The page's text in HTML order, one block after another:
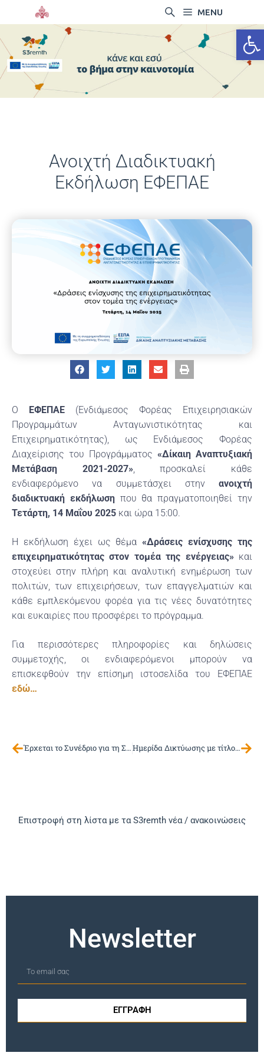
MENU
Ανοιχτή Διαδικτυακή
Εκδήλωση ΕΦΕΠΑΕ
Ο ΕΦΕΠΑΕ (Ενδιάμεσος Φορέας Επιχειρησιακών
Προγραμμάτων Ανταγωνιστικότητας και
Επιχειρηματικότητας), ως Ενδιάμεσος Φορέας
Διαχείρισης του Προγράμματος «Δίκαιη Αναπτυξιακή
Μετάβαση 2021-2027», προσκαλεί κάθε
ενδιαφερόμενο να συμμετάσχει στην ανοιχτή
διαδικτυακή εκδήλωσηπου θα πραγματοποιηθεί την
Τετάρτη, 14 Μαΐου 2025 και ώρα 15:00.
Η εκδήλωση έχει ως θέμα«Δράσεις ενίσχυσης της
επιχειρηματικότητας στον τομέα της ενέργειας» και
στοχεύει στην πλήρη και αναλυτική ενημέρωση των
πολιτών, των επιχειρήσεων, των επαγγελματιών και
κάθε εμπλεκόμενου φορέα για τις νέες δυνατότητες
και ευκαιρίες που προσφέρει το πρόγραμμα.
Για περισσότερες πληροφορίες και δηλώσεις
συμμετοχής, οι ενδιαφερόμενοι μπορούν να
επισκεφθούν την επίσημη ιστοσελίδα του ΕΦΕΠΑΕ
εδώ…
Έρχεται το Συνέδριο για τη Στρατηγική Έξυπνης Εξειδίκευσης (S3) 2025 Ημερίδα Δικτύωσης με τίτλο «Συνεργασία στην Πράξη», Κομοτηνή, 26/5/2025
Επιστροφή στη λίστα με τα S3remth νέα / ανακοινώσεις
Newsletter
ΕΓΓΡΑΦΗ